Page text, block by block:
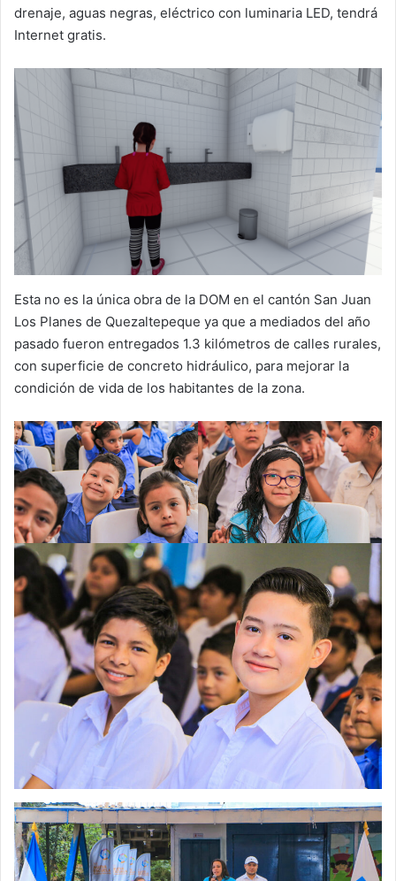
drenaje, aguas negras, eléctrico con luminaria LED, tendrá
Internet gratis.
Esta no es la única obra de la DOM en el cantón San Juan
Los Planes de Quezaltepeque ya que a mediados del año
pasado fueron entregados 1.3 kilómetros de calles rurales,
con superficie de concreto hidráulico, para mejorar la
condición de vida de los habitantes de la zona.